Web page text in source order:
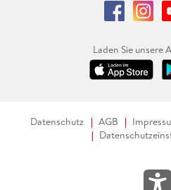
sein - am besten begibt man
diesen Nordseeküstenkosmos.
Alle Rechte vorbehalten. ©
GmbH, Frankfurt am Main.
Laden Sie unsere
Datenschutz AGB